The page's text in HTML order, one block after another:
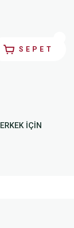
SEPET
ERKEK İÇİN